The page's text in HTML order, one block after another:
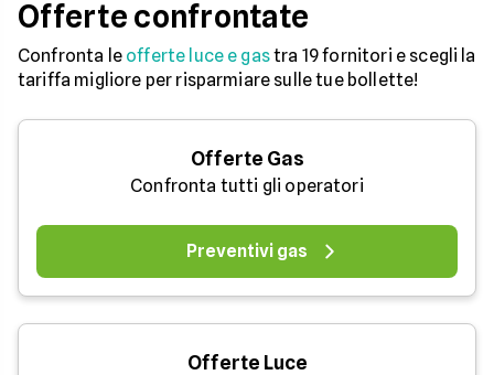
Offerte confrontate
Confronta le offerte luce e gastra 19 fornitori e scegli la
tariffa migliore per risparmiare sulle tue bollette!
Offerte Gas
Confronta tutti gli operatori
Preventivi gas
Offerte Luce